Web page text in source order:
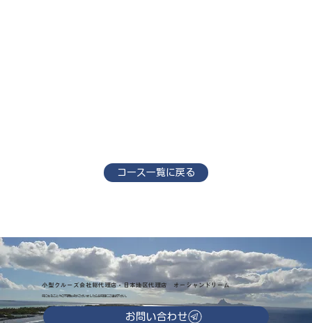
コース一覧に戻る
小型クルーズ会社総代理店・日本地区代理店 オーシャンドリーム
気になることやご不明な点がございましたらお気軽にご連絡下さい。
お問い合わせ